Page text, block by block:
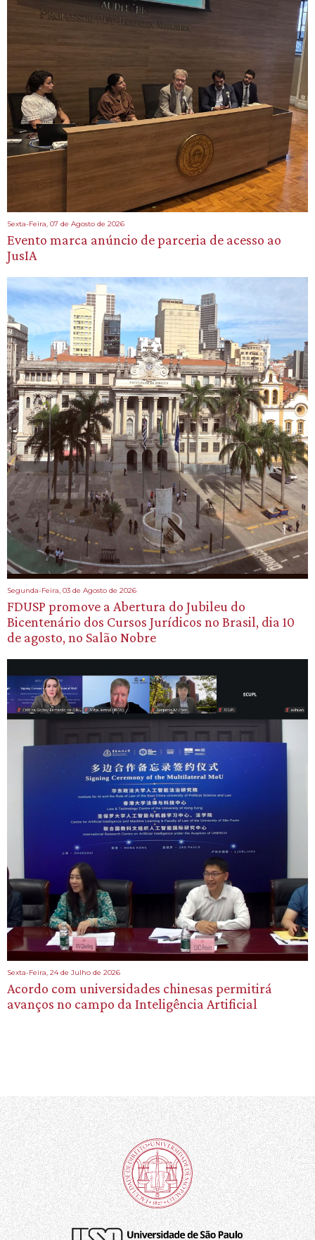
Sexta-Feira, 07 de Agosto de 2026
Evento marca anúncio de parceria de acesso ao
JusIA
Segunda-Feira, 03 de Agosto de 2026
FDUSP promove a Abertura do Jubileu do
Bicentenário dos Cursos Jurídicos no Brasil, dia 10
de agosto, no Salão Nobre
Sexta-Feira, 24 de Julho de 2026
Acordo com universidades chinesas permitirá
avanços no campo da Inteligência Artificial